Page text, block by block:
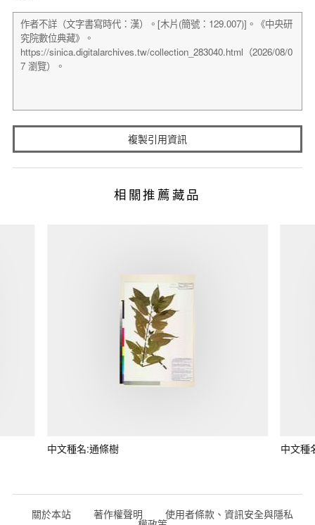
複製引用資訊
相關推薦藏品
中文種名:通條樹 中文種
關於本站 著作權聲明 使用者條款、資訊安全與隱私